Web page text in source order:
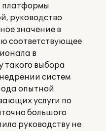
платформы
руководство
значение в
соответствующее
в
такого выбора
систем
опытной
услуги по
большого
руководству не